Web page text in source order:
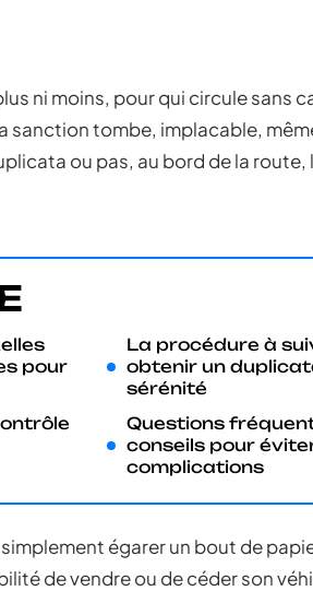
ni moins, pour qui circule sans
sanction tombe, implacable,
ou pas, au bord de la route,
pour
La procédure à
obtenir un
sérénité
Questions
conseils pour
complications
égarer un bout de
de vendre ou de céder son